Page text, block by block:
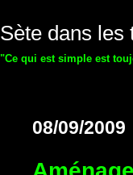
Sète dans les
"Ce qui est simple est
08/09/2009